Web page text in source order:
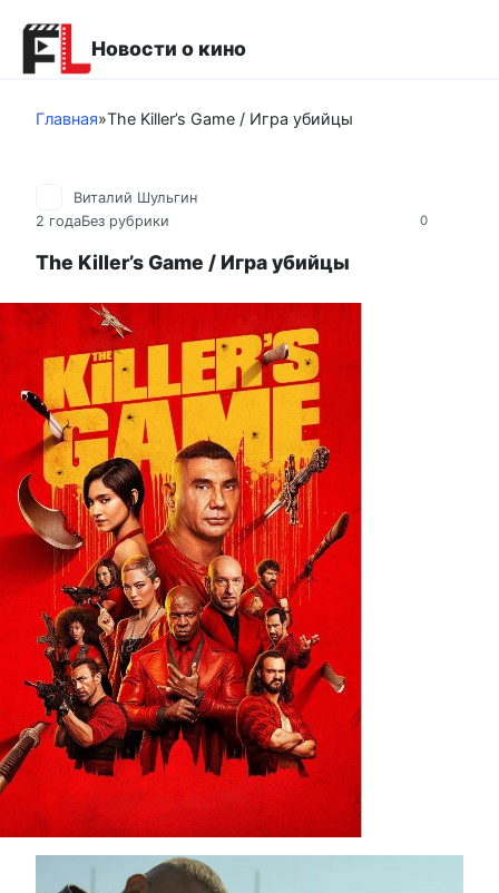
контенту
Новости о кино
Главная»The Killer’s Game / Игра убийцы
0
Виталий Шульгин
2 годаБез рубрики
The Killer’s Game / Игра убийцы